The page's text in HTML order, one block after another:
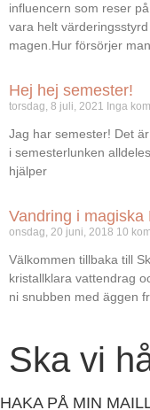
influencern som reser
vara helt
magen.Hur försörjer
Hej hej semester!
torsdag, 8 juli, 2021 Inga
Jag har semester! Det
i semesterlunken
hjälper
Vandring i magiska
onsdag, 20 juni, 2018 10
Välkommen tillbaka till
kristallklara vattendrag
ni snubben med äggen
Ska vi
HAKA PÅ MIN